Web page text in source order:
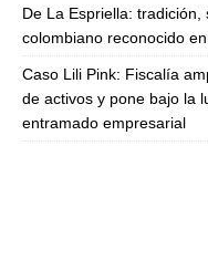
De La Espriella:
colombiano reconocido
Caso Lili Pink: Fiscalía
de activos y pone bajo la
entramado empresarial